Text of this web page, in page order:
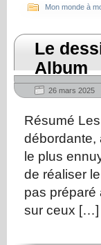
Mon monde à
Le
Album
26 mars 2025
Résumé
débordante,
le plus
de réaliser
pas préparé
sur ceux […]